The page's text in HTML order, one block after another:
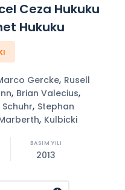
Ceza Hukuku
Hukuku
Gercke, Rusell
, Brian Valecius,
Schuhr, Stephan
, Kulbicki
2013